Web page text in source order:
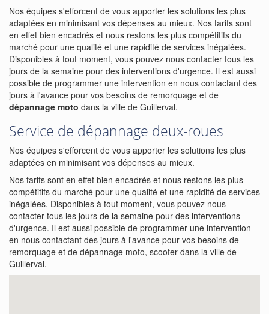
Nos équipes s'efforcent de vous apporter les solutions les plus
adaptées en minimisant vos dépenses au mieux. Nos tarifs sont
en effet bien encadrés et nous restons les plus compétitifs du
marché pour une qualité et une rapidité de services inégalées.
Disponibles à tout moment, vous pouvez nous contacter tous les
jours de la semaine pour des interventions d'urgence. Il est aussi
possible de programmer une intervention en nous contactant des
jours à l'avance pour vos besoins de remorquage et de
dépannage moto dans la ville de Guillerval.
Service de dépannage deux-roues
Nos équipes s'efforcent de vous apporter les solutions les plus
adaptées en minimisant vos dépenses au mieux.
Nos tarifs sont en effet bien encadrés et nous restons les plus
compétitifs du marché pour une qualité et une rapidité de services
inégalées. Disponibles à tout moment, vous pouvez nous
contacter tous les jours de la semaine pour des interventions
d'urgence. Il est aussi possible de programmer une intervention
en nous contactant des jours à l'avance pour vos besoins de
remorquage et de dépannage moto, scooter dans la ville de
Guillerval.